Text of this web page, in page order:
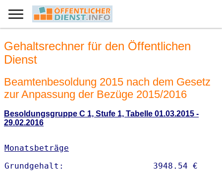
Gehaltsrechner für den Öffentlichen
Dienst
Beamtenbesoldung 2015 nach dem Gesetz
zur Anpassung der Bezüge 2015/2016
Besoldungsgruppe C 1, Stufe 1, Tabelle 01.03.2015 -
29.02.2016
Monatsbeträge